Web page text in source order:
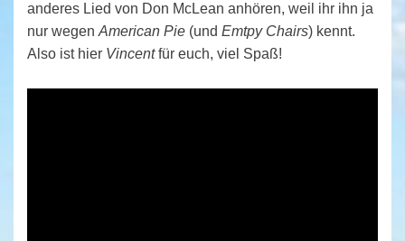
anderes Lied von Don McLean anhören, weil ihr ihn ja
nur wegen American Pie (und Emtpy Chairs) kennt.
Also ist hier Vincentfür euch, viel Spaß!